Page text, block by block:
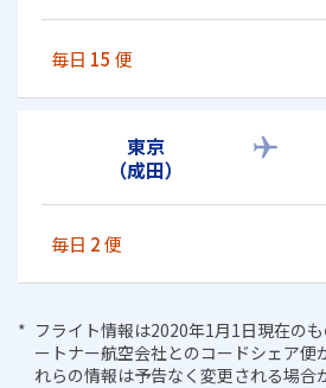
毎日 15 便
東京
（成田）
毎日 2便
フライト情報は2020年1月1日現在の
ートナー航空会社とのコードシェア便
れらの情報は予告なく変更される場合